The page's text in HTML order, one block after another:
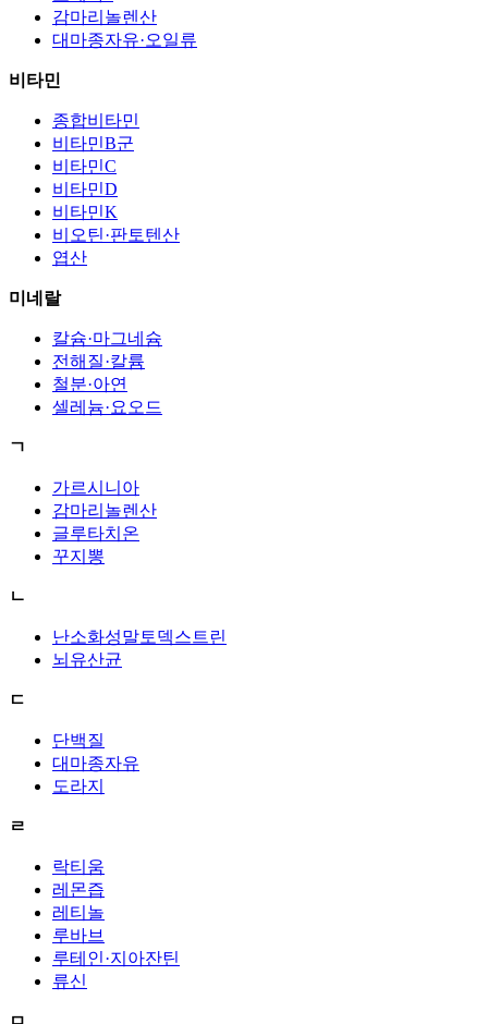
감마리놀렌산
대마종자유·오일류
비타민
종합비타민
비타민B군
비타민C
비타민D
비타민K
비오틴·판토텐산
엽산
미네랄
칼슘·마그네슘
전해질·칼륨
철분·아연
셀레늄·요오드
ㄱ
가르시니아
감마리놀렌산
글루타치온
꾸지뽕
ㄴ
난소화성말토덱스트린
뇌유산균
ㄷ
단백질
대마종자유
도라지
ㄹ
락티움
레몬즙
레티놀
루바브
루테인·지아잔틴
류신